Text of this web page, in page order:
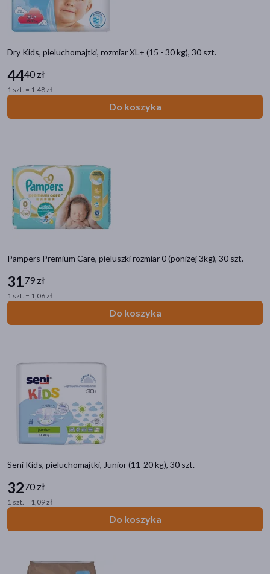
Dry Kids, pieluchomajtki, rozmiar XL+ (15 - 30 kg), 30 szt.
4440 zł
1 szt. = 1,48 zł
Do koszyka
Pampers Premium Care, pieluszki rozmiar 0 (poniżej 3kg), 30 szt.
3179 zł
1 szt. = 1,06 zł
Do koszyka
Seni Kids, pieluchomajtki, Junior (11-20 kg), 30 szt.
3270 zł
1 szt. = 1,09 zł
Do koszyka